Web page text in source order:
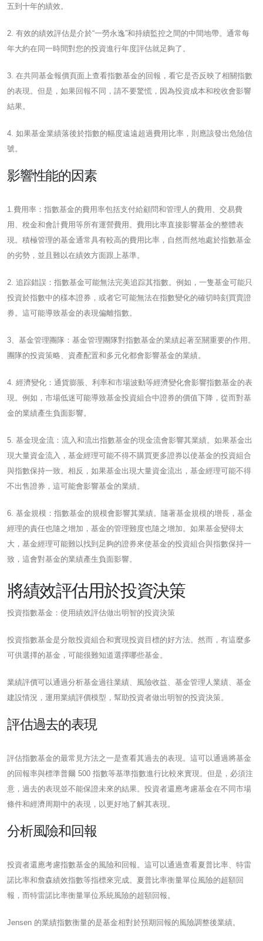
五到十年的績效。
2. 有效的績效評估是介於“一勞永逸”和持續監控之間的中間地帶。通常每
年大約在同一時間對您的投資進行年度評估就足夠了。
3. 在共同基金報價頁面上查看指數基金的回報，看它是否反映了相關指數
的表現。但是，如果回報不同，請不要驚慌，因為投資成本和稅收會影響
結果。
4. 如果基金業績落後於指數的幅度遠遠超過費用比率，則應該發出危險信
號。
影響性能的因素
1.費用率：指數基金的費用率包括支付給顧問和管理人的費用、交易費
用、稅金和會計費用等所有運營費用。費用比率直接影響基金的整體表
現。積極管理的基金通常具有較高的費用比率，自然而然地處於指數基金
的劣勢，並且難以在績效方面跟上基準。
2. 追踪錯誤：指數基金可能無法完美追踪其指數。例如，一隻基金可能只
投資於指數中的樣本證券，或者它可能無法在指數變化的確切時刻買賣證
券。這可能導致基金的表現偏離指數。
3、基金管理團隊：基金管理團隊對指數基金的業績起著至關重要的作用。
團隊的投資策略、資產配置和多元化都會影響基金的業績。
4. 經濟變化：通貨膨脹、利率和市場波動等經濟變化會影響指數基金的表
現。例如，市場低迷可能導致基金投資組合中證券的價值下降，從而對基
金的業績產生負面影響。
5. 基金現金流：流入和流出指數基金的現金流會影響其業績。如果基金出
現大量資金流入，基金經理可能不得不購買更多證券以使基金的投資組合
與指數保持一致。相反，如果基金出現大量資金流出，基金經理可能不得
不出售證券，這可能會影響基金的業績。
6. 基金規模：指數基金的規模會影響其業績。隨著基金規模的增長，基金
經理的責任也隨之增加，基金的管理難度也隨之增加。如果基金變得太
大，基金經理可能難以找到足夠的證券來使基金的投資組合與指數保持一
致，這會對基金的業績產生負面影響。
將績效評估用於投資決策
投資指數基金：使用績效評估做出明智的投資決策
投資指數基金是分散投資組合和實現投資目標的好方法。然而，有這麼多
可供選擇的基金，可能很難知道選擇哪些基金。
業績評價可以通過分析基金過往業績、風險收益、基金管理人業績、基金
建設情況，運用業績評價模型，幫助投資者做出明智的投資決策。
評估過去的表現
評估指數基金的最常見方法之一是查看其過去的表現。這可以通過將基金
的回報率與標準普爾 500 指數等基準指數進行比較來實現。但是，必須注
意，過去的表現並不能保證未來的結果。投資者還應考慮基金在不同市場
條件和經濟周期中的表現，以更好地了解其表現。
分析風險和回報
投資者還應考慮指數基金的風險和回報。這可以通過查看夏普比率、特雷
諾比率和詹森績效指數等指標來完成。夏普比率衡量單位風險的超額回
報，而特雷諾比率衡量單位系統風險的超額回報。
Jensen 的業績指數衡量的是基金相對於預期回報的風險調整後業績。